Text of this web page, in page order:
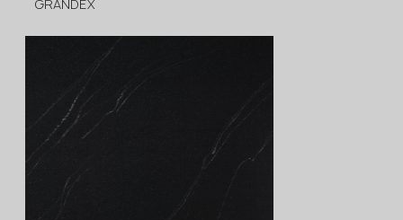
GRANDEX